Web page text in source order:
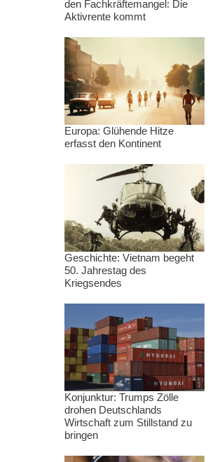
den Fachkräftemangel: Die
Aktivrente kommt
Europa: Glühende Hitze
erfasst den Kontinent
Geschichte: Vietnam begeht
50. Jahrestag des
Kriegsendes
Konjunktur: Trumps Zölle
drohen Deutschlands
Wirtschaft zum Stillstand zu
bringen